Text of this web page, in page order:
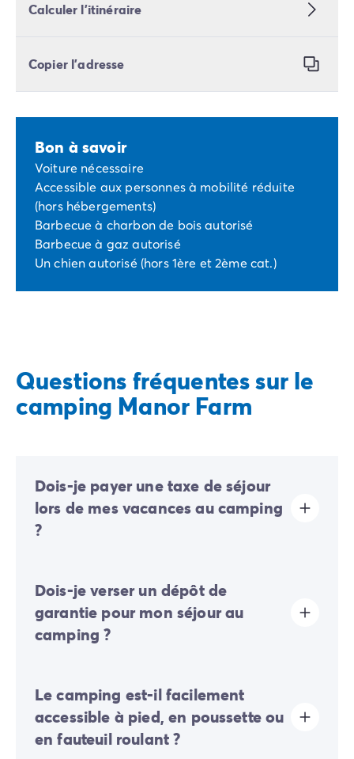
Calculer l’itinéraire
Copier l’adresse
Bon à savoir
Voiture nécessaire
Accessible aux personnes à mobilité réduite
(hors hébergements)
Barbecue à charbon de bois autorisé
Barbecue à gaz autorisé
Un chien autorisé (hors 1ère et 2ème cat.)
Questions fréquentes sur le
camping Manor Farm
Dois-je payer une taxe de séjour
lors de mes vacances au camping
?
sites touristiques. Il vous faudra donc l’acquitter lors
de votre enregistrement en ligne ou une fois sur place.
Dois-je verser un dépôt de
garantie pour mon séjour au
camping ?
votre enregistrement en ligne ou une fois sur place.
Le camping est-il facilement
accessible à pied, en poussette ou
en fauteuil roulant ?